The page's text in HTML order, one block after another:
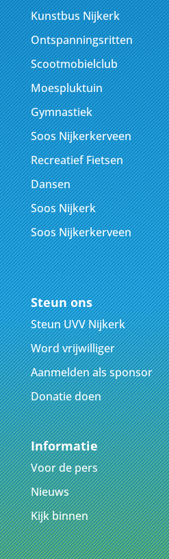
Kunstbus Nijkerk
Ontspanningsritten
Scootmobielclub
Moespluktuin
Gymnastiek
Soos Nijkerkerveen
Recreatief Fietsen
Dansen
Soos Nijkerk
Soos Nijkerkerveen
Steun ons
Steun UVV Nijkerk
Word vrijwilliger
Aanmelden als sponsor
Donatie doen
Informatie
Voor de pers
Nieuws
Kijk binnen